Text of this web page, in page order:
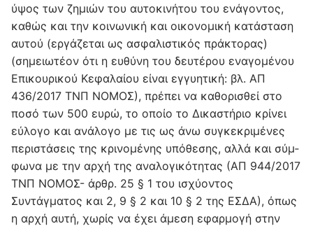
ύψος των ζημιών του αυτοκινήτου του ενάγοντος,
καθώς και την κοινωνική και οικονομική κατάσταση
αυτού (εργάζεται ως ασφαλιστικός πράκτορας)
(σημειωτέον ότι η ευθύνη του δευτέρου εναγομένου
Επικουρικού Κεφαλαίου είναι εγγυητική: βλ. ΑΠ
436/2017 ΤΝΠ ΝΟΜΟΣ), πρέπει να καθορισθεί στο
ποσό των 500 ευρώ, το οποίο το Δικαστήριο κρίνει
εύλογο και ανάλο­γο με τις ως άνω συγκεκριμένες
περιστάσεις της κρινομένης υπόθεσης, αλλά και σύμ­
φωνα με την αρχή της αναλογικότητας (ΑΠ 944/2017
ΤΝΠ ΝΟΜΟΣ- άρθρ. 25 § 1 του ισχύοντος
Συντάγματος και 2, 9 § 2 και 10 § 2 της ΕΣΔΑ), όπως
η αρχή αυτή, χωρίς να έχει άμεση εφαρμογή στην